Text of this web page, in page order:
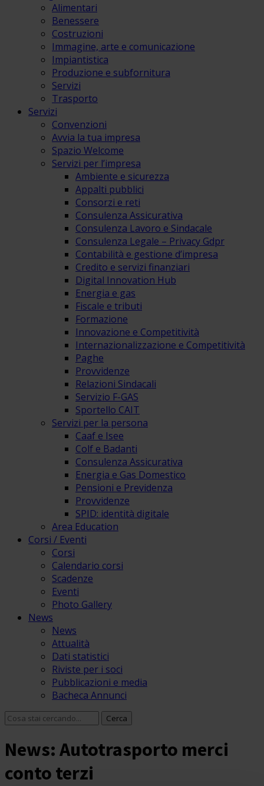
Alimentari
Benessere
Costruzioni
Immagine, arte e comunicazione
Impiantistica
Produzione e subfornitura
Servizi
Trasporto
Servizi
Convenzioni
Avvia la tua impresa
Spazio Welcome
Servizi per l’impresa
Ambiente e sicurezza
Appalti pubblici
Consorzi e reti
Consulenza Assicurativa
Consulenza Lavoro e Sindacale
Consulenza Legale – Privacy Gdpr
Contabilità e gestione d’impresa
Credito e servizi finanziari
Digital Innovation Hub
Energia e gas
Fiscale e tributi
Formazione
Innovazione e Competitività
Internazionalizzazione e Competitività
Paghe
Provvidenze
Relazioni Sindacali
Servizio F-GAS
Sportello CAIT
Servizi per la persona
Caaf e Isee
Colf e Badanti
Consulenza Assicurativa
Energia e Gas Domestico
Pensioni e Previdenza
Provvidenze
SPID: identità digitale
Area Education
Corsi / Eventi
Corsi
Calendario corsi
Scadenze
Eventi
Photo Gallery
News
News
Attualità
Dati statistici
Riviste per i soci
Pubblicazioni e media
Bacheca Annunci
News: Autotrasporto merci
conto terzi